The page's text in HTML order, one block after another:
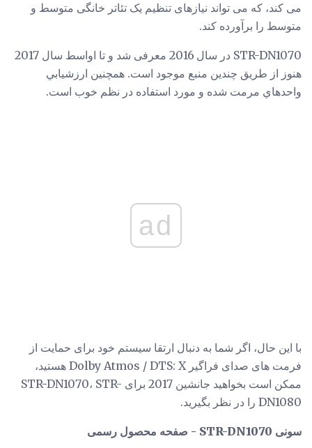
می کند، که می تواند نیازهای تنظیم یک تئاتر خانگی متوسط ​​و
متوسط ​​را برآورده کند.
STR-DN1070 در سال 2016 معرفی شد و تا اواسط سال 2017
هنوز از طریق چندین منبع موجود است. همچنين ارزشيابي
واحدهاي مرمت شده و مورد استفاده در نظم خوب است.
ad
با این حال، اگر شما به دنبال ارتقا سیستم خود برای حمایت از
فرمت های صدای فراگیر Dolby Atmos / DTS: X هستید،
ممکن است بخواهید جانشین 2017 برای STR-DN1070، STR-
DN1080 را در نظر بگیرید.
سونی STR-DN1070 - صفحه محصول رسمی